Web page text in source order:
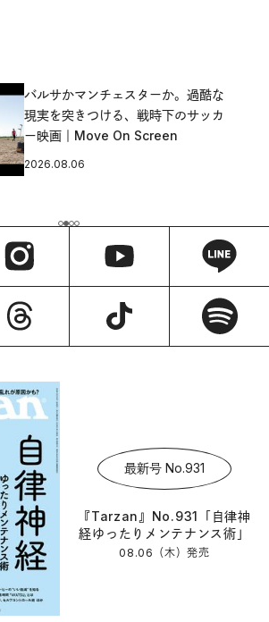
バルサかマンチェスターか。過酷な
現実を突きつける、戦時下のサッカ
ー映画｜Move On Screen
2026.08.06
最新号 No.931
『Tarzan』No.931「自律神
経ゆったりメンテナンス術」
08.06（木）発売